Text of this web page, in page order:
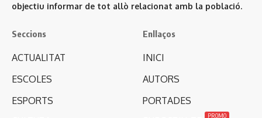
objectiu informar de tot allò relacionat amb la població.
Seccions
ACTUALITAT
ESCOLES
ESPORTS
Enllaços
INICI
AUTORS
PORTADES
PROMO